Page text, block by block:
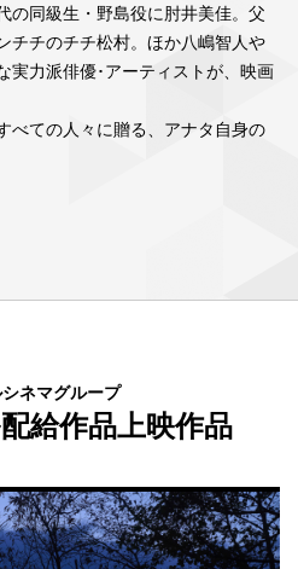
の同級生・野島役に肘井美佳。父
チチのチチ松村。ほか八嶋智人や
実力派俳優･アーティストが、映画
べての人々に贈る、アナタ自身の
ネマグループ
給作品上映作品